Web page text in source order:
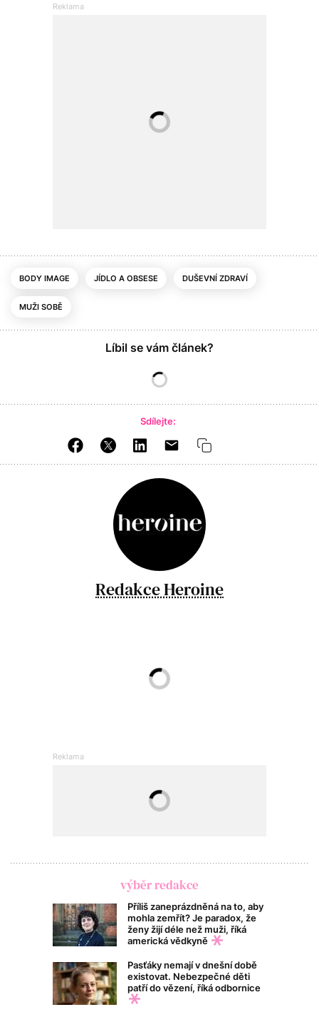
BODY IMAGE JÍDLO A OBSESE DUŠEVNÍ ZDRAVÍ
MUŽI SOBĚ
Líbil se vám článek?
Sdílejte:
Redakce Heroine
výběr redakce
Příliš zaneprázdněná na to, aby
mohla zemřít? Je paradox, že
ženy žijí déle než muži, říká
americká vědkyně
Pasťáky nemají v dnešní době
existovat. Nebezpečné děti
patří do vězení, říká odbornice